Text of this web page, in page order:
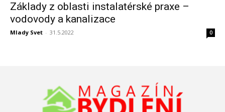
Základy z oblasti instalatérské praxe –
vodovody a kanalizace
Mlady Svet - 31.5.2022 0